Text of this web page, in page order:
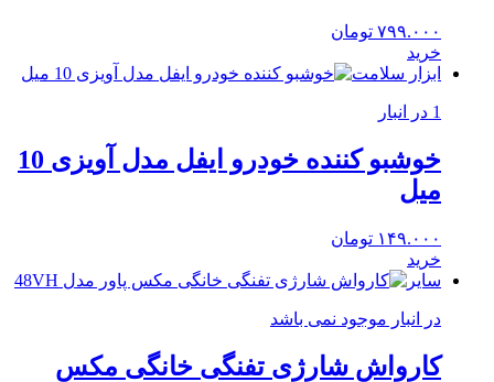
۷۹۹.۰۰۰ تومان
خرید
ابزار سلامت
1 در انبار
خوشبو کننده خودرو ایفل مدل آویزی 10
میل
۱۴۹.۰۰۰ تومان
خرید
سایر
در انبار موجود نمی باشد
کارواش شارژی تفنگی خانگی مکس